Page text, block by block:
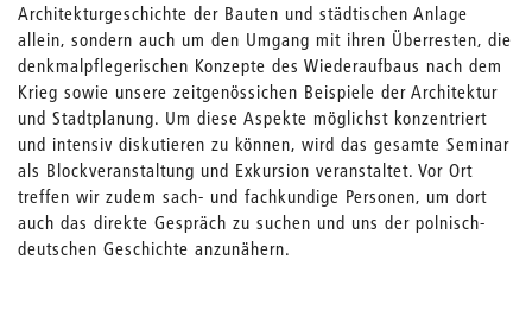
Architekturgeschichte der Bauten und städtischen Anlage
allein, sondern auch um den Umgang mit ihren Überresten, die
denkmalpflegerischen Konzepte des Wiederaufbaus nach dem
Krieg sowie unsere zeitgenössichen Beispiele der Architektur
und Stadtplanung. Um diese Aspekte möglichst konzentriert
und intensiv diskutieren zu können, wird das gesamte Seminar
als Blockveranstaltung und Exkursion veranstaltet. Vor Ort
treffen wir zudem sach- und fachkundige Personen, um dort
auch das direkte Gespräch zu suchen und uns der polnisch-
deutschen Geschichte anzunähern.